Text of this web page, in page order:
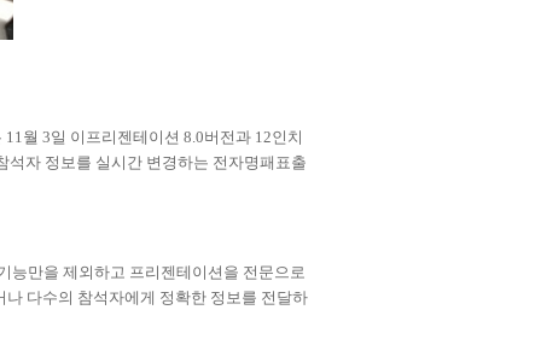
11 월 3일 이프리젠테이션 8.0버전과 12인치
자 정보를 실시간 변경하는 전자명패표출
능만을 제외하고 프리젠테이션을 전문으로
다수의 참석자에게 정확한 정보를 전달하